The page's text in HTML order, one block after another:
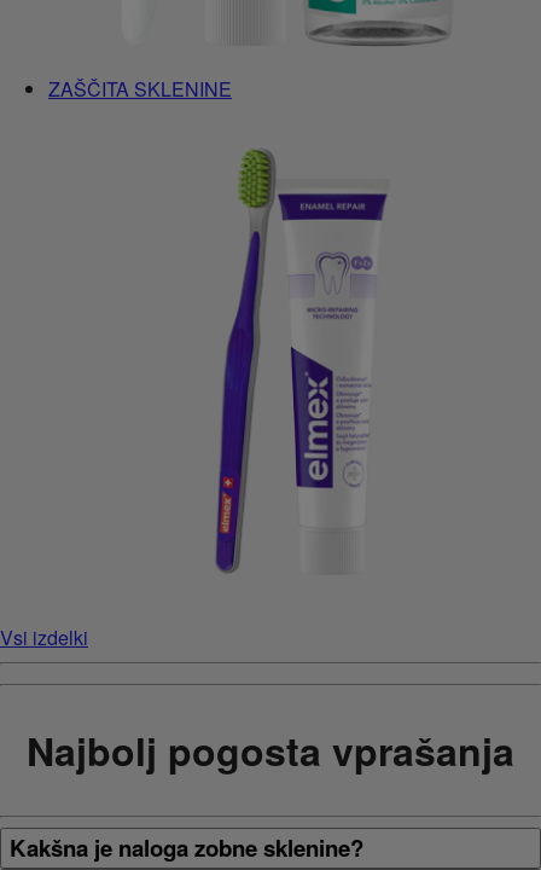
ZAŠČITA SKLENINE
Vsi izdelki
Najbolj pogosta vprašanja
Kakšna je naloga zobne sklenine?